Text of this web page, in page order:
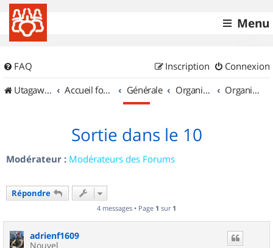
Menu
FAQ Connexion
Inscription
UtagawaVTT (Randos VTT et VTTAE avec traces GPS)
Accueil forum Générale Organisation de sorties & Recherche de partenaires Organisation de sorties en région Champagne Ardenne
Sortie dans le 10
Modérateur : Modérateurs des Forums
Répondre
4 messages • Page 1 sur 1
adrienf1609
Nouvel